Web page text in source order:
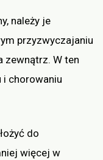
należy je
przyzwyczajaniu
zewnątrz. W ten
i chorowaniu
do
więcej w